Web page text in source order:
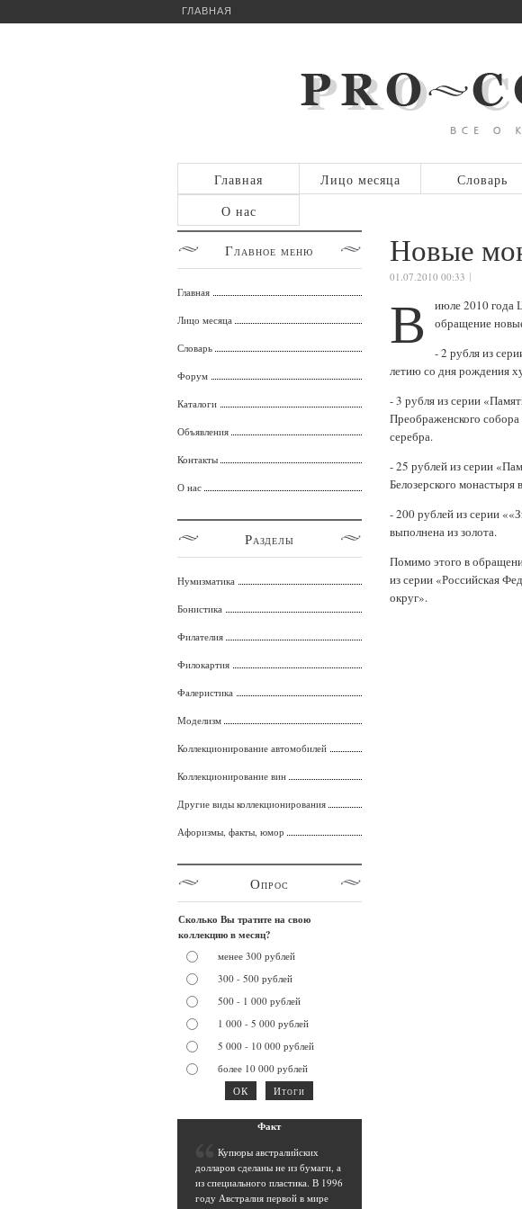
ГЛАВНАЯ
Главная Лицо месяца Словарь
О нас
Новые
01.07.2010 00:33
В
июле 2010 года
обращение
- 2 рубля из
летию со дня рождения
- 3 рубля из серии
Преображенского
серебра.
- 25 рублей из серии
Белозерского монастыря
- 200 рублей из серии
выполнена из золота.
Помимо этого в
из серии «Российская
округ».
Главное меню
Главная
Лицо месяца
Словарь
Форум
Каталоги
Объявления
Контакты
О нас
Разделы
Нумизматика
Бонистика
Филателия
Филокартия
Фалеристика
Моделизм
Коллекционирование автомобилей
Коллекционирование вин
Другие виды коллекционирования
Афоризмы, факты, юмор
Опрос
Сколько Вы тратите на свою
коллекцию в месяц?
менее 300 рублей
300 - 500 рублей
500 - 1 000 рублей
1 000 - 5 000 рублей
5 000 - 10 000 рублей
более 10 000 рублей
Факт
Купюры австралийских
долларов сделаны не из бумаги, а
из специального пластика. В 1996
году Австралия первой в мире